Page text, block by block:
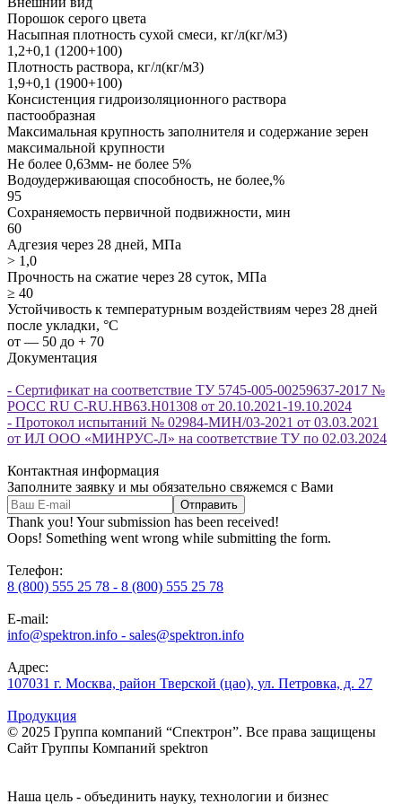
Порошок серого цвета
Насыпная плотность сухой смеси, кг/л(кг/м3)
1,2+0,1 (1200+100)
Плотность раствора, кг/л(кг/м3)
1,9+0,1 (1900+100)
Консистенция гидроизоляционного раствора
пастообразная
Максимальная крупность заполнителя и содержание зерен
максимальной крупности
Не более 0,63мм- не более 5%
Водоудерживающая способность, не более,%
95
Сохраняемость первичной подвижности, мин
60
Адгезия через 28 дней, МПа
> 1,0
Прочность на сжатие через 28 суток, МПа
≥ 40
Устойчивость к температурным воздействиям через 28 дней
после укладки, °С
от — 50 до + 70
Документация
- Сертификат на соответствие ТУ 5745-005-00259637-2017 №
РОСС RU C-RU.НВ63.Н01308 от 20.10.2021-19.10.2024
- Протокол испытаний № 02984-МИН/03-2021 от 03.03.2021
от ИЛ ООО «МИНРУС-Л» на соответствие ТУ по 02.03.2024
Контактная информация
Заполните заявку и мы обязательно свяжемся с Вами
Thank you! Your submission has been received!
Oops! Something went wrong while submitting the form.
Телефон:
8 (800) 555 25 78 - 8 (800) 555 25 78
E-mail:
info@spektron.info - sales@spektron.info
Адрес:
107031 г. Москва, район Тверской (цао), ул. Петровка, д. 27
Продукция
© 2025 Группа компаний “Спектрон”. Все права защищены
Cайт Группы Компаний spektron
Наша цель - объединить науку, технологии и бизнес